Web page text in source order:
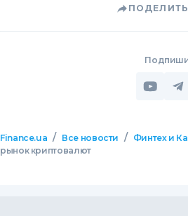
Finance.ua / Все новости / Финтех и
рынок криптовалют